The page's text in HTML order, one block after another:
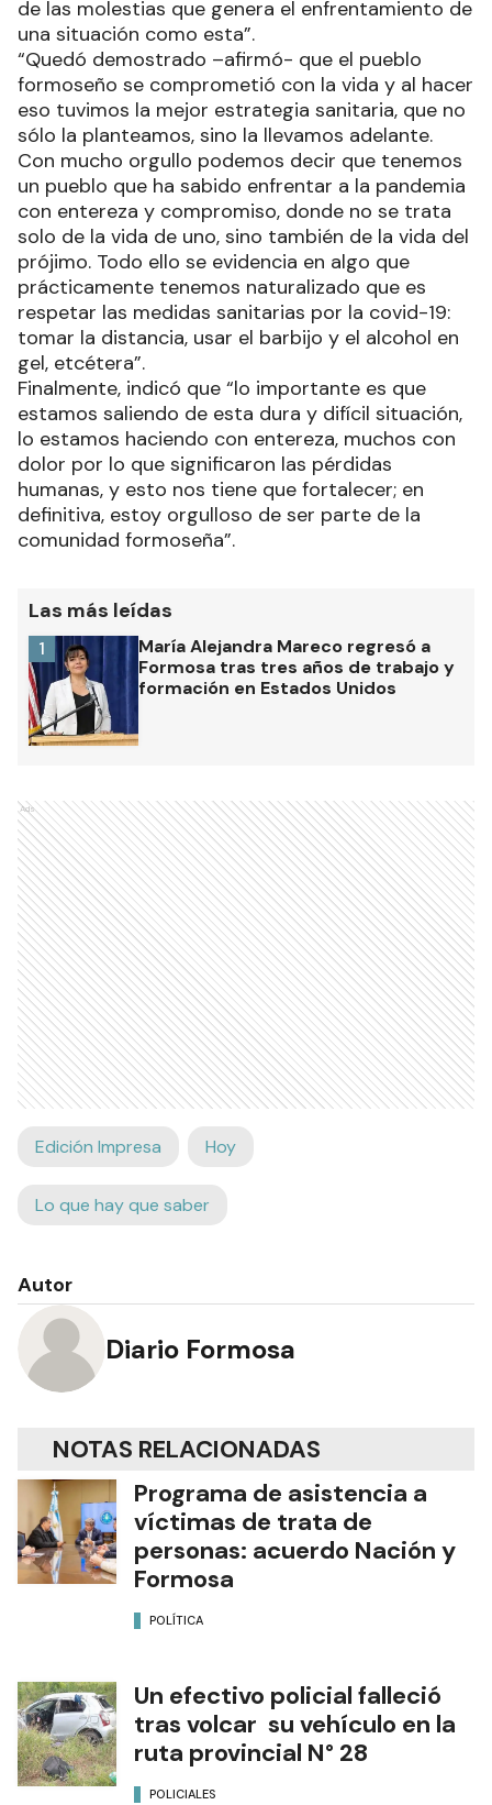
de las molestias que genera el enfrentamiento de
una situación como esta”.
“Quedó demostrado –afirmó- que el pueblo
formoseño se comprometió con la vida y al hacer
eso tuvimos la mejor estrategia sanitaria, que no
sólo la planteamos, sino la llevamos adelante.
Con mucho orgullo podemos decir que tenemos
un pueblo que ha sabido enfrentar a la pandemia
con entereza y compromiso, donde no se trata
solo de la vida de uno, sino también de la vida del
prójimo. Todo ello se evidencia en algo que
prácticamente tenemos naturalizado que es
respetar las medidas sanitarias por la covid-19:
tomar la distancia, usar el barbijo y el alcohol en
gel, etcétera”.
Finalmente, indicó que “lo importante es que
estamos saliendo de esta dura y difícil situación,
lo estamos haciendo con entereza, muchos con
dolor por lo que significaron las pérdidas
humanas, y esto nos tiene que fortalecer; en
definitiva, estoy orgulloso de ser parte de la
comunidad formoseña”.
Las más leídas
María Alejandra Mareco regresó a
Formosa tras tres años de trabajo y
formación en Estados Unidos
1
Ads
Edición Impresa Hoy
Lo que hay que saber
Autor
Diario Formosa
NOTAS RELACIONADAS
Programa de asistencia a
víctimas de trata de
personas: acuerdo Nación y
Formosa
POLÍTICA
Un efectivo policial falleció
tras volcar su vehículo en la
ruta provincial N° 28
POLICIALES